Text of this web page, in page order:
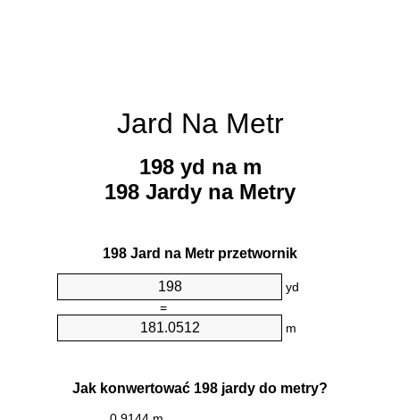
Jard Na Metr
198 yd na m
198 Jardy na Metry
198 Jard na Metr przetwornik
yd
=
m
Jak konwertować 198 jardy do metry?